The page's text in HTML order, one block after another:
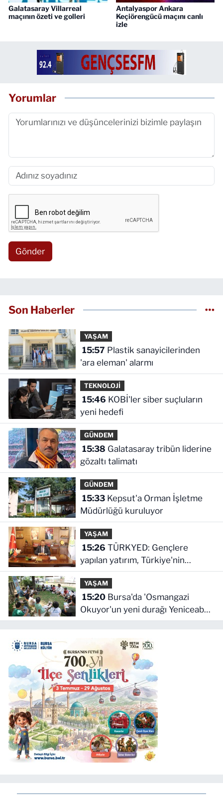
Galatasaray Villarreal
maçının özeti ve golleri
Antalyaspor Ankara
Keçiörengücü maçını canlı
izle
Yorumlar
Gönder
Son Haberler
YAŞAM
15:57
'ara eleman' alarmı
TEKNOLOJİ
15:46
yeni hedefi
GÜNDEM
15:38
gözaltı talimatı
GÜNDEM
15:33Kepsut'a Orman İşletme
Müdürlüğü kuruluyor
YAŞAM
15:26
yapılan yatırım, Türkiye'nin
geleceğine yatırımdır
YAŞAM
15:20Bursa'da 'Osmangazi
Okuyor'un yeni durağı Yeniceabat
oldu